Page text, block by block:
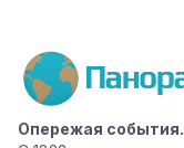
Опережая события.